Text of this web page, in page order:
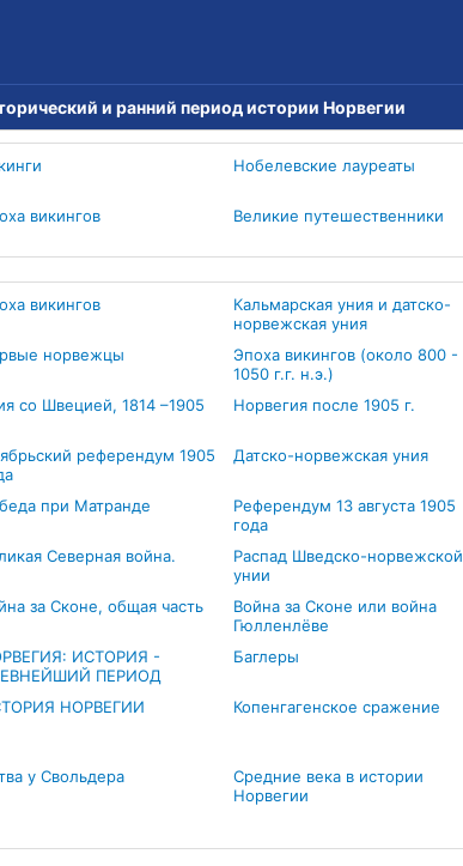
и ранний период истории Норвегии
Нобелевские лауреаты
викингов Великие путешественники
викингов
Кальмарская уния и датско-
норвежская уния
норвежцы
Эпоха викингов (около 800 -
1050 г.г. н.э.)
со Швецией, 1814 –1905 Норвегия после 1905 г.
референдум 1905
Датско-норвежская уния
при Матранде
Референдум 13 августа 1905
года
Северная война.
Распад Шведско-норвежской
унии
за Сконе, общая часть
Война за Сконе или война
Гюлленлёве
ИСТОРИЯ -
ПЕРИОД
Баглеры
НОРВЕГИИ Копенгагенское сражение
у Свольдера
Средние века в истории
Норвегии